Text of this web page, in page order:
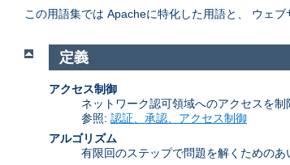
この用語集では Apacheに特化した用語と、 ウェ
定義
アクセス制御
ネットワーク認可領域へのアクセスを
参照: 認証、承認、アクセス制御
アルゴリズム
有限回のステップで問題を解くための